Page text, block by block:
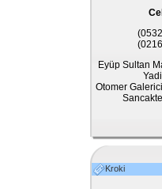
Eyüp Sultan
Otomer
Kroki